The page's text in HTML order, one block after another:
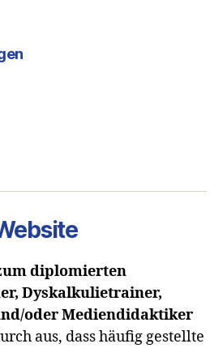
diplomierten
Dyskalkulietrainer,
oder Mediendidaktiker
aus, dass häufig gestellte